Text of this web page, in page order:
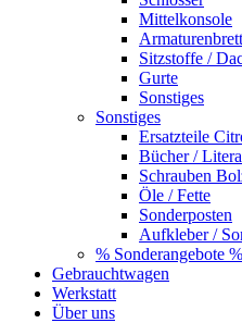
Mittelkonsole
Armaturenbrett
Sitzstoffe /
Gurte
Sonstiges
Sonstiges
Ersatzteile
Bücher /
Schrauben
Öle / Fette
Sonderposten
Aufkleber /
% Sonderangebote %
Gebrauchtwagen
Werkstatt
Über uns